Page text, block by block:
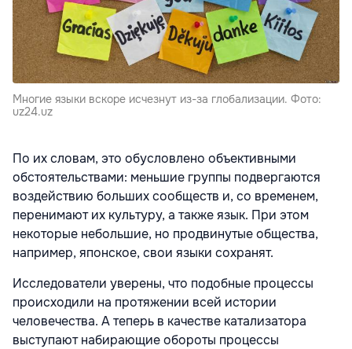
Многие языки вскоре исчезнут из-за глобализации. Фото:
uz24.uz
По их словам, это обусловлено объективными
обстоятельствами: меньшие группы подвергаются
воздействию больших сообществ и, со временем,
перенимают их культуру, а также язык. При этом
некоторые небольшие, но продвинутые общества,
например, японское, свои языки сохранят.
Исследователи уверены, что подобные процессы
происходили на протяжении всей истории
человечества. А теперь в качестве катализатора
выступают набирающие обороты процессы